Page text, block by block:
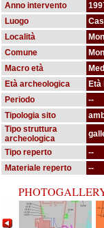
Anno intervento
Luogo
Località
Comune
Macro età
Età archeologica
Periodo
--
Tipologia sito
Tipo struttura
archeologica
Tipo reperto
--
Materiale reperto
--